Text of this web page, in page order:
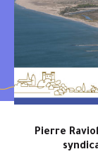
Pierre